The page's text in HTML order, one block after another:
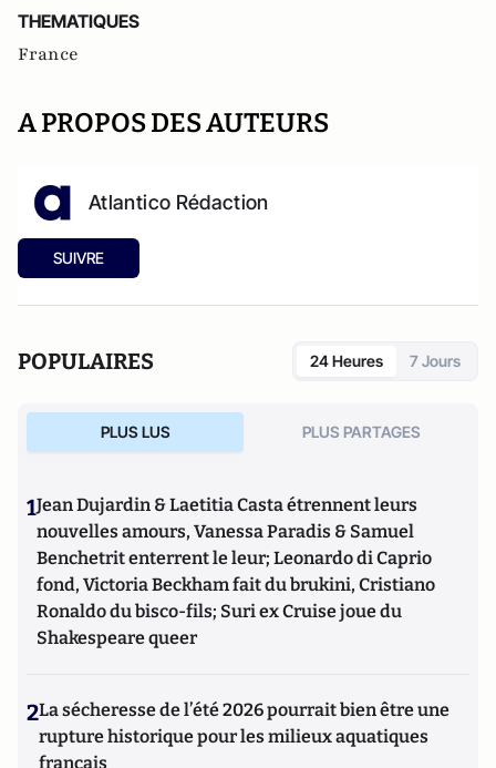
THEMATIQUES
France
A PROPOS DES AUTEURS
Atlantico Rédaction
SUIVRE
POPULAIRES 24 Heures 7 Jours
PLUS LUS PLUS PARTAGES
1Jean Dujardin & Laetitia Casta étrennent leurs
nouvelles amours, Vanessa Paradis & Samuel
Benchetrit enterrent le leur; Leonardo di Caprio
fond, Victoria Beckham fait du brukini, Cristiano
Ronaldo du bisco-fils; Suri ex Cruise joue du
Shakespeare queer
2La sécheresse de l’été 2026 pourrait bien être une
rupture historique pour les milieux aquatiques
français